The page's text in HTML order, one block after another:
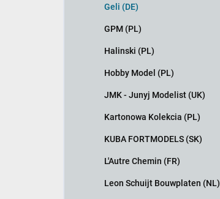
Geli (DE)
GPM (PL)
Halinski (PL)
Hobby Model (PL)
JMK - Junyj Modelist (UK)
Kartonowa Kolekcia (PL)
KUBA FORTMODELS (SK)
L'Autre Chemin (FR)
Leon Schuijt Bouwplaten (NL)